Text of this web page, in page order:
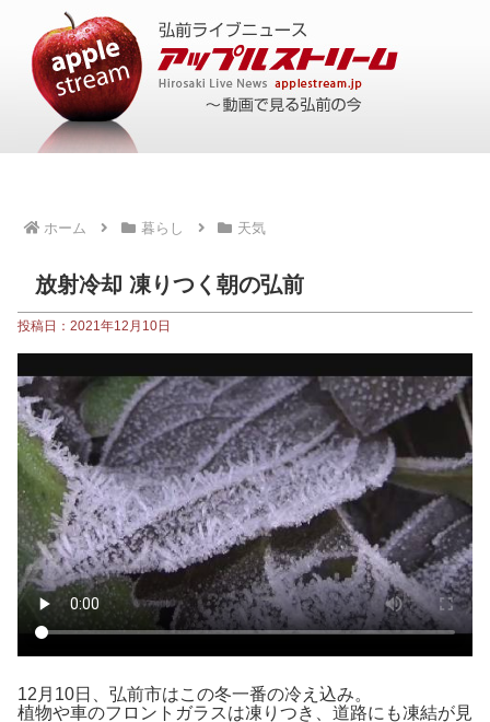
ホーム 暮らし 天気
放射冷却 凍りつく朝の弘前
投稿日：2021年12月10日
12月10日、弘前市はこの冬一番の冷え込み。
植物や車のフロントガラスは凍りつき、道路にも凍結が見